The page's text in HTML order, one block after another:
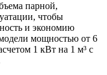
парной,
чтобы
и экономию
мощностью от 6
1 кВт на 1 м³ с